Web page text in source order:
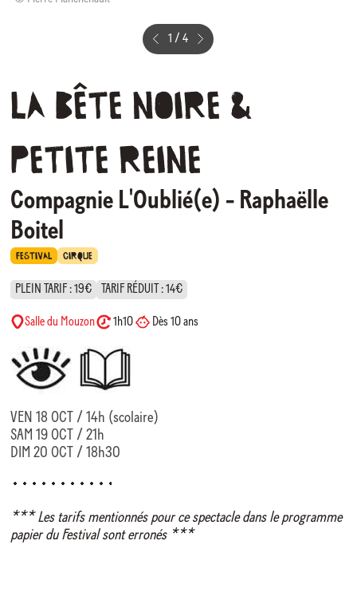
1 /4
La Bête Noire &
Petite Reine
Compagnie L'Oublié(e) - Raphaëlle
Boitel
FESTIVAL CIRQUE
PLEIN TARIF : 19€ TARIF RÉDUIT : 14€
Salle du Mouzon 1h10 Dès 10 ans
VEN 18 OCT / 14h (scolaire)
SAM 19 OCT / 21h
DIM 20 OCT / 18h30
*** Les tarifs mentionnés pour ce spectacle dans le programme
papier du Festival sont erronés ***